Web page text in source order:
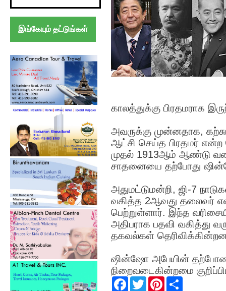
இங்கேயும் தட்டுங்கள்
காலத்துக்கு பிரதமராக
அவருக்கு முன்னதாக,
ஆட்சி செய்த பிரதமர்
முதல் 1913ஆம் ஆண்டு
சாதனையை தற்போது
அதுமட்டுமன்றி, ஜி-7
வகித்த 2ஆவது தலைவர்
பெற்றுள்ளார். இந்த
அதிபராக பதவி வகித்து
தகவல்கள்
ஷின்ஷோ அபேயின்
நிறைவடைகின்றமை
F
T
w
P